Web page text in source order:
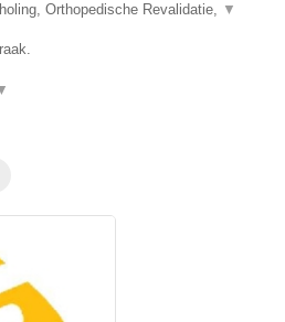
Orthopedische Revalidatie, ▼